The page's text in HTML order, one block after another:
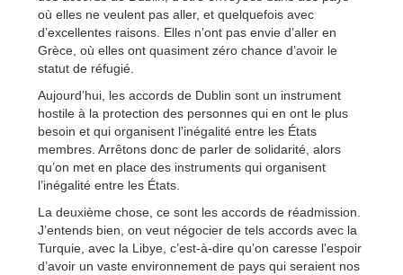
où elles ne veulent pas aller, et quelquefois avec
d’excellentes raisons. Elles n’ont pas envie d’aller en
Grèce, où elles ont quasiment zéro chance d’avoir le
statut de réfugié.
Aujourd’hui, les accords de Dublin sont un instrument
hostile à la protection des personnes qui en ont le plus
besoin et qui organisent l’inégalité entre les États
membres. Arrêtons donc de parler de solidarité, alors
qu’on met en place des instruments qui organisent
l’inégalité entre les États.
La deuxième chose, ce sont les accords de réadmission.
J’entends bien, on veut négocier de tels accords avec la
Turquie, avec la Libye, c’est-à-dire qu’on caresse l’espoir
d’avoir un vaste environnement de pays qui seraient nos